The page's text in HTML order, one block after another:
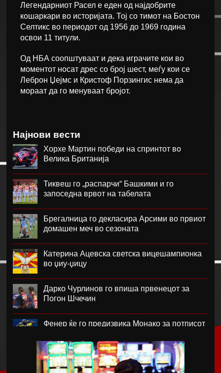
Легендарниот Расел е еден од најдобрите
кошаркари во историјата. Тој со тимот на Бостон
Селтикс во периодот од 1956 до 1969 година
освои 11 титули.
Од НБА соопштуваат и дека играчите кои во
моментот носат дрес со број шест, меѓу кои се
Леброн Џејмс и Кристоф Порзингис нема да
мораат да го менуваат бројот.
Најнови вести
Хорхе Мартин победи на спринтот во
Велика Британија
Тиквеш го „распарчи“ Башкими и го
запоседна врвот на табелата
Брегалница го декласира Арсими во првиот
домашен меч во сезоната
Катерина Ацевска светска вицешампионка
во џиу-џицу
Дарко Чурлинов го впиша првенецот за
Погон Шчечин
Фенер ќе го предизвика Монако за потписот
Челзи убедливо го надигра Милан во
Австралија